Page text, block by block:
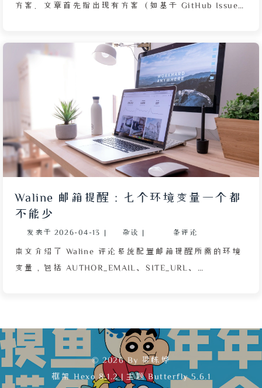
方案。文章首先指出现有方案（如基于 GitHub Issues
已推送文章链接，从而避免重复。作者详细说明了整体
流程：通过定时触发 Actions，运行 Python 脚本抓取
博客 RSS 地址中的最新文章，解析标题、摘要和链
接，并与缓存文件比对，若为新文章则生成 HTML 邮
件，并通过 SMTP 协议密送订阅者。所有敏感配置（如
SMTP 凭据、邮箱列表）均存入 GitHub Secrets 以保
护隐私。文章还给出了完整的 YAML 工作流配置和
Python 脚本示例，支持自定义邮件模板标签。最后，
创建的 Secrets 参数，方便读者 Fork 仓库后直接使
用。该方案实现了真正的不重复邮箱推送，适用于任何
拥有 RSS 输出的静态博客。
Waline 邮箱提醒：七个环境变量一个都
不能少
发表于 2026-04-13 | 杂谈 | 条评论
本文介绍了 Waline 评论系统配置邮箱提醒所需的环境
变量，包括 AUTHOR_EMAIL、SITE_URL、
也可使用域名邮箱；同时提醒在 Vercel 或 Docker 部
署时，环境变量的写法差异——Docker 版 docker-
compose.yml 中值不能带引号。全文旨在帮助已搭建好
Waline 的用户快速完成邮件通知配置，避免遗漏关键
© 2026 By 梁栋烨
框架Hexo 8.1.2 | 主题Butterfly 5.6.1